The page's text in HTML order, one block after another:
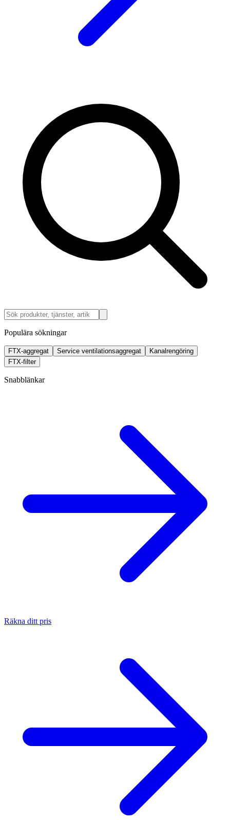
Populära sökningar
FTX-aggregat Service ventilationsaggregat
Kanalrengöring
FTX-filter
Snabblänkar
Räkna ditt pris